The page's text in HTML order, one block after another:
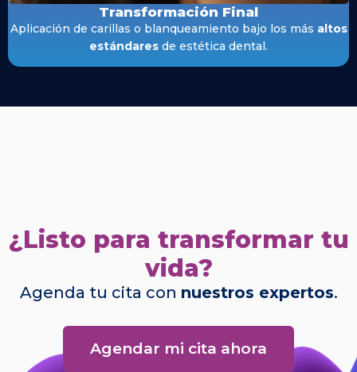
Transformación Final
Aplicación de carillas o blanqueamiento bajo los más altos
estándares de estética dental.
¿Listo para transformar tu
vida?
Agenda tu cita con nuestros expertos.
Agendar mi cita ahora